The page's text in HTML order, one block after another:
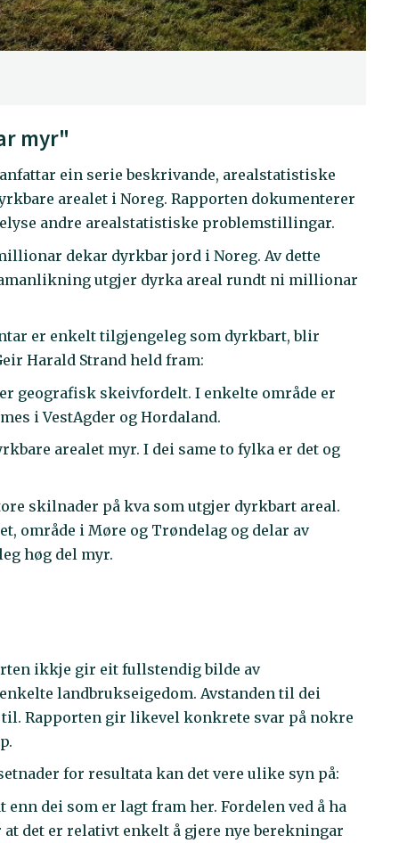
myr"
ein serie beskrivande, arealstatistiske
arealet i Noreg. Rapporten dokumenterer
andre arealstatistiske problemstillingar.
dekar dyrkbar jord i Noreg. Av dette
utgjer dyrka areal rundt ni millionar
er enkelt tilgjengeleg som dyrkbart, blir
Harald Strand held fram:
geografisk skeivfordelt. I enkelte område er
i VestAgder og Hordaland.
arealet myr. I dei same to fylka er det og
skilnader på kva som utgjer dyrkbart areal.
område i Møre og Trøndelag og delar av
høg del myr.
ikkje gir eit fullstendig bilde av
landbrukseigedom. Avstanden til dei
Rapporten gir likevel konkrete svar på nokre
for resultata kan det vere ulike syn på:
dei som er lagt fram her. Fordelen ved å ha
det er relativt enkelt å gjere nye berekningar